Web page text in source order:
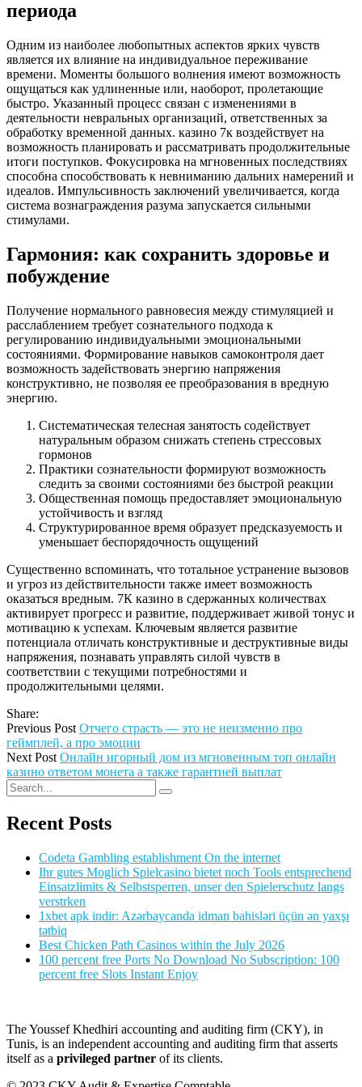
периода
Одним из наиболее любопытных аспектов ярких чувств
является их влияние на индивидуальное переживание
времени. Моменты большого волнения имеют возможность
ощущаться как удлиненные или, наоборот, пролетающие
быстро. Указанный процесс связан с изменениями в
деятельности невральных организаций, ответственных за
обработку временной данных. казино 7к воздействует на
возможность планировать и рассматривать продолжительные
итоги поступков. Фокусировка на мгновенных последствиях
способна способствовать к невниманию дальних намерений и
идеалов. Импульсивность заключений увеличивается, когда
система вознаграждения разума запускается сильными
стимулами.
Гармония: как сохранить здоровье и
побуждение
Получение нормального равновесия между стимуляцией и
расслаблением требует сознательного подхода к
регулированию индивидуальными эмоциональными
состояниями. Формирование навыков самоконтроля дает
возможность задействовать энергию напряжения
конструктивно, не позволяя ее преобразования в вредную
энергию.
Систематическая телесная занятость содействует
натуральным образом снижать степень стрессовых
гормонов
Практики сознательности формируют возможность
следить за своими состояниями без быстрой реакции
Общественная помощь предоставляет эмоциональную
устойчивость и взгляд
Структурированное время образует предсказуемость и
уменьшает беспорядочность ощущений
Существенно вспоминать, что тотальное устранение вызовов
и угроз из действительности также имеет возможность
оказаться вредным. 7К казино в сдержанных количествах
активирует прогресс и развитие, поддерживает живой тонус и
мотивацию к успехам. Ключевым является развитие
потенциала отличать конструктивные и деструктивные виды
напряжения, познавать управлять силой чувств в
соответствии с текущими потребностями и
продолжительными целями.
Share:
Previous Post Отчего страсть — это не неизменно про
геймплей, а про эмоции
Next Post Онлайн игорный дом из мгновенным топ онлайн
казино ответом монета а также гарантией выплат
Recent Posts
Codeta Gambling establishment On the internet
Ihr gutes Moglich Spielcasino bietet noch Tools entsprechend
Einsatzlimits & Selbstsperren, unser den Spielerschutz langs
verstrken
1xbet apk indir: Azərbaycanda idman bahisləri üçün ən yaxşı
tətbiq
Best Chicken Path Casinos within the July 2026
100 percent free Ports No Download No Subscription: 100
percent free Slots Instant Enjoy
The Youssef Khedhiri accounting and auditing firm (CKY), in
Tunis, is an independent accounting and auditing firm that asserts
itself as a privileged partner of its clients.